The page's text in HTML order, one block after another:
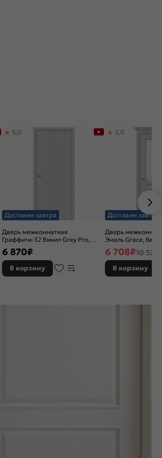
Доставим завтра
Дверь межкомнатная
Граффити-32 Винил Grey Pro,
глухая, каркасно-щитовая
5,0
6 870₽
В корзину
Доставим завтра
Дверь
Эмаль Grace, без
остекленная,
кромки, скиновая
5,0
6 708₽10 320
В корзину